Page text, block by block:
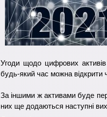
Угоди щодо цифрових
будь-який час можна відкрити
За іншими ж активами буде
них ще додаються наступні